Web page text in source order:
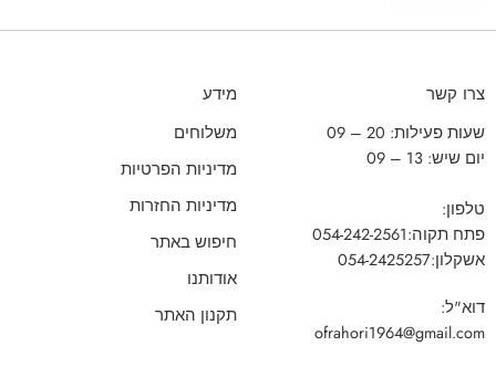
צרו קשר
שעות פעילות: 20 – 09
יום שיש: 13 – 09
טלפון:
פתח תקוה:054-242-2561
אשקלון:054-2425257
דוא"ל:
ofrahori1964@gmail.com
מידע
משלוחים
מדיניות הפרטיות
מדיניות החזרות
חיפוש באתר
אודותנו
תקנון האתר